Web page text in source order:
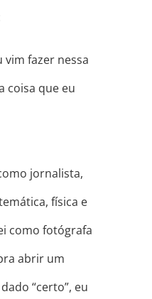
vim fazer nessa
coisa que eu
jornalista,
física e
como fotógrafa
abrir um
“certo”, eu